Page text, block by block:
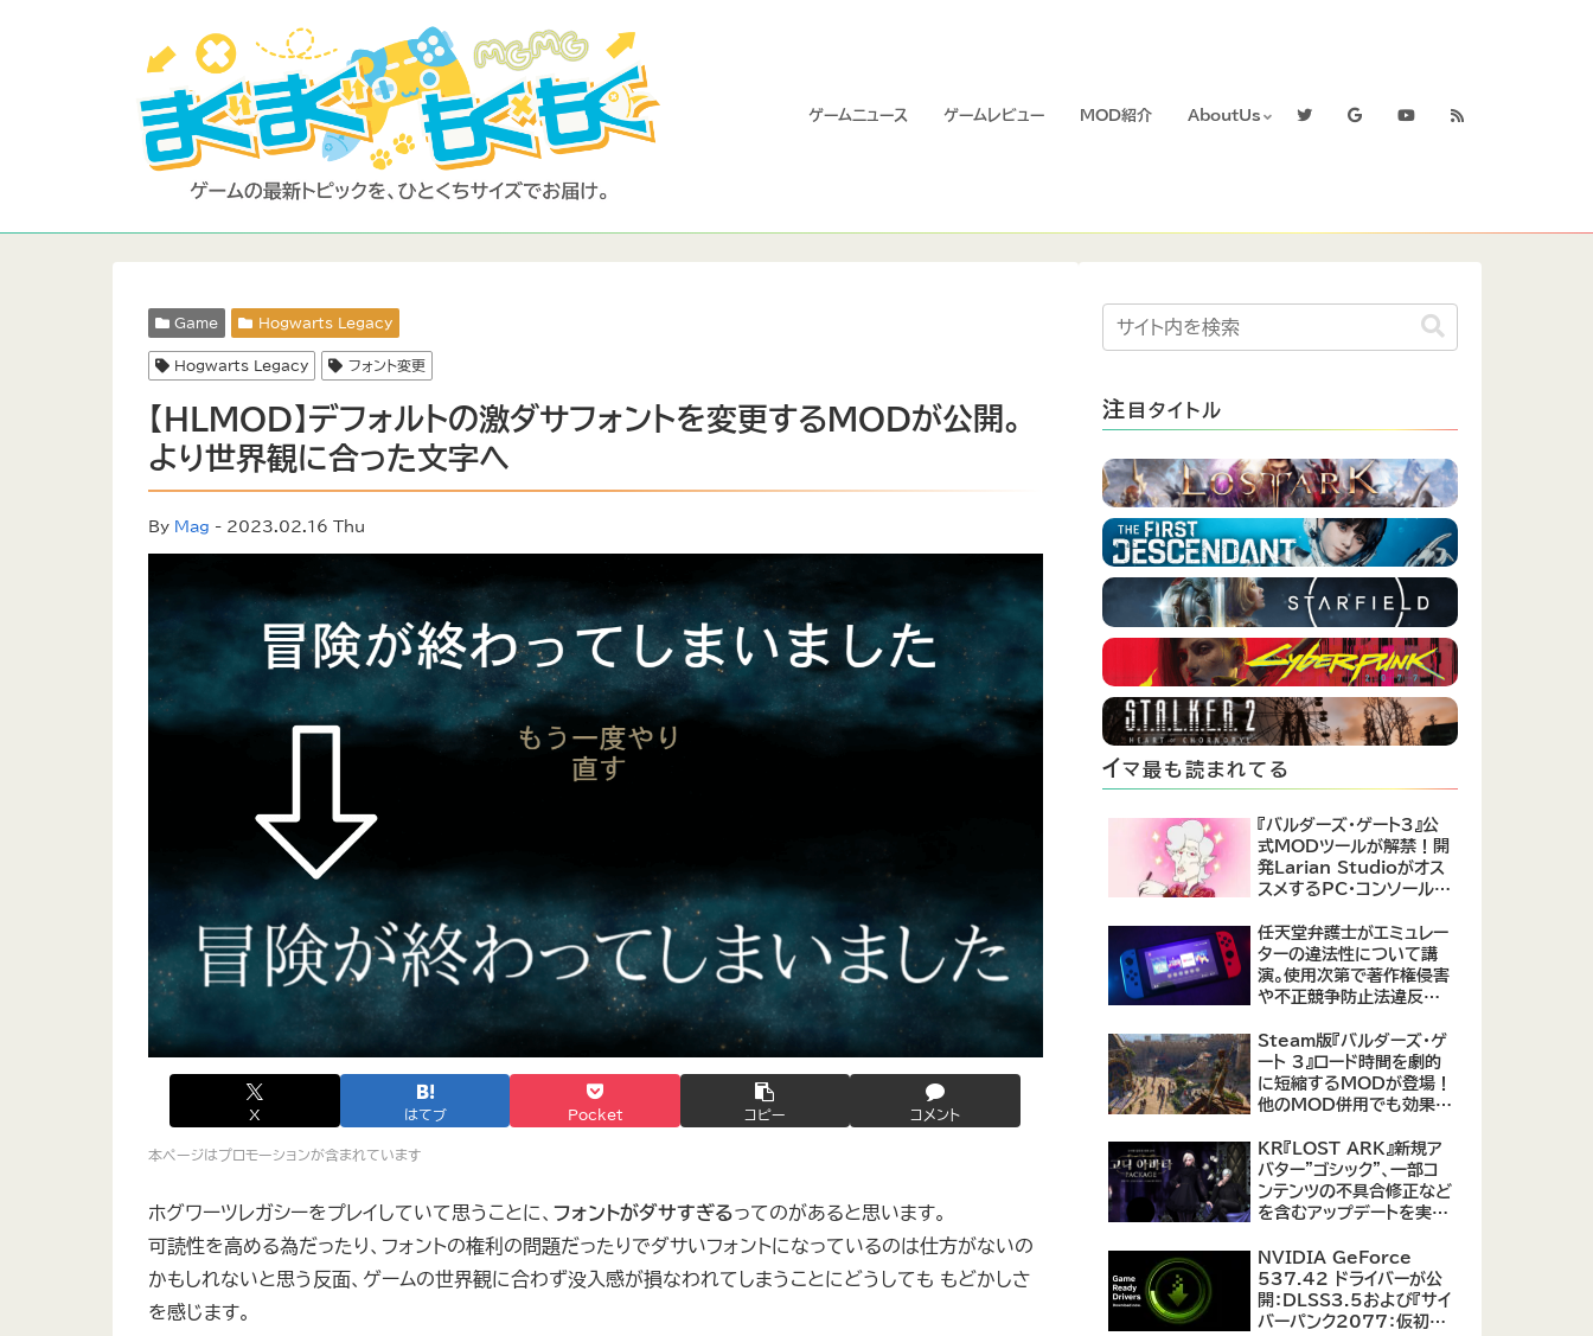
ゲームニュース ゲームレビュー MOD紹介 AboutUs
Game Hogwarts Legacy
Hogwarts Legacy フォント変更
【HLMOD】デフォルトの激ダサフォントを変更するMODが公開。
より世界観に合った文字へ
By Mag - 2023.02.16 Thu
X はてブ Pocket コピー コメント
本ページはプロモーションが含まれています
ホグワーツレガシーをプレイしていて思うことに、 フォントがダサすぎるってのがあると思います。
可読性を高める為だったり、フォントの権利の問題だったりでダサいフォントになっているのは仕方がないの
かもしれないと思う反面、ゲームの世界観に合わず没入感が損なわれてしまうことにどうしても もどかしさ
を感じます。
注 目タイトル
イマ最も読まれてる
『バルダーズ・ゲート3』公
式MODツールが解禁！開
発Larian Studioがオス
スメするPC・コンソール向
任天堂弁護士がエミュレー
ターの違法性について講
演。使用次第で著作権侵害
や不正競争防止法違反に
Steam版『バルダーズ・ゲ
ート 3』ロード時間を劇的
に短縮するMODが登場！
他のMOD併用でも効果を
価
KR『LOST ARK』新規ア
バター"ゴシック"、一部コ
ンテンツの不具合修正など
を含むアップデートを実
NVIDIA GeForce
537.42 ドライバーが公
開：DLSS3.5および『サイ
バーパンク2077：仮初め